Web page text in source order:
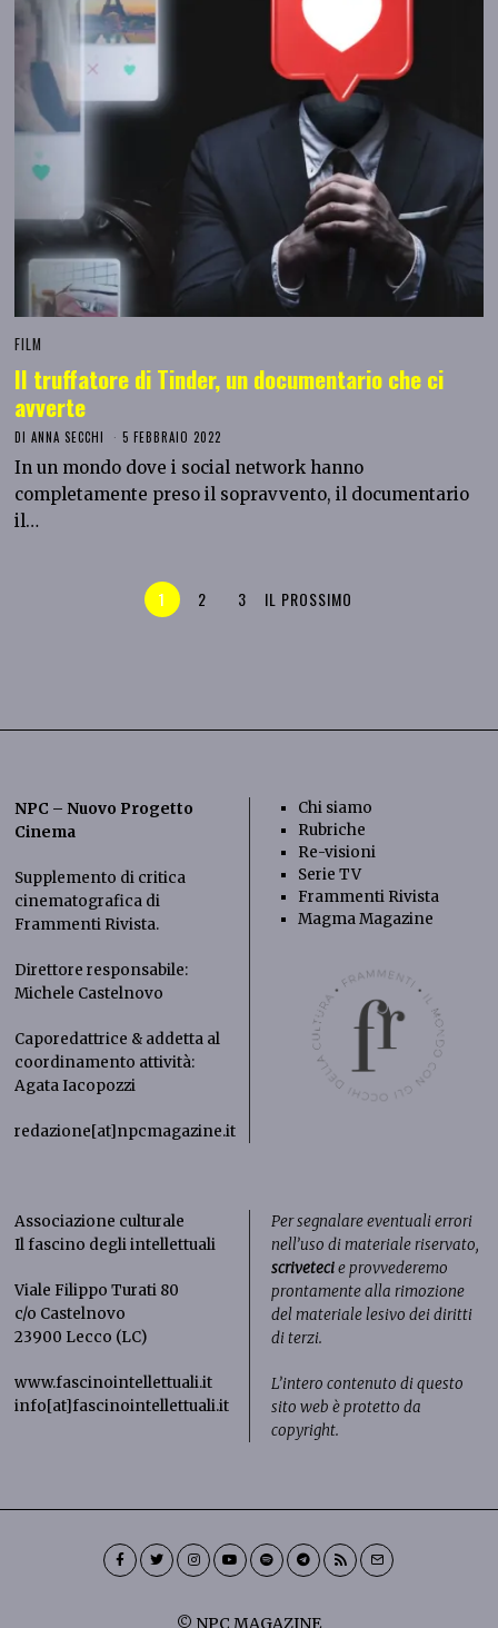
FILM
Il truffatore di Tinder, un documentario che ci
avverte
DIANNA SECCHI 5 FEBBRAIO 2022
In un mondo dove i social network hanno
completamente preso il sopravvento, il documentario
il…
1 2 3 IL PROSSIMO
NPC – Nuovo Progetto
Cinema
Supplemento di critica
cinematografica di
Frammenti Rivista.
Direttore responsabile:
Michele Castelnovo
Caporedattrice & addetta al
coordinamento attività:
Agata Iacopozzi
redazione[at]npcmagazine.it
Chi siamo
Rubriche
Re-visioni
Serie TV
Frammenti Rivista
Magma Magazine
Associazione culturale
Il fascino degli intellettuali
Viale Filippo Turati 80
c/o Castelnovo
23900 Lecco (LC)
www.fascinointellettuali.it
info[at]fascinointellettuali.it
Per segnalare eventuali errori
nell’uso di materiale riservato,
scrivetecie provvederemo
prontamente alla rimozione
del materiale lesivo dei diritti
di terzi.
L’intero contenuto di questo
sito web è protetto da
copyright.
© NPC MAGAZINE